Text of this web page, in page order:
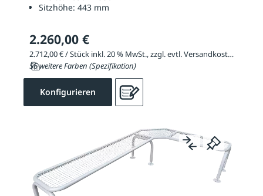
Sitzhöhe: 443 mm
2.260,00 €
2.712,00 € / Stück inkl. 20 % MwSt., zzgl. evtl. Versandkosten
56 weitere Farben (Spezifikation)
Konfigurieren